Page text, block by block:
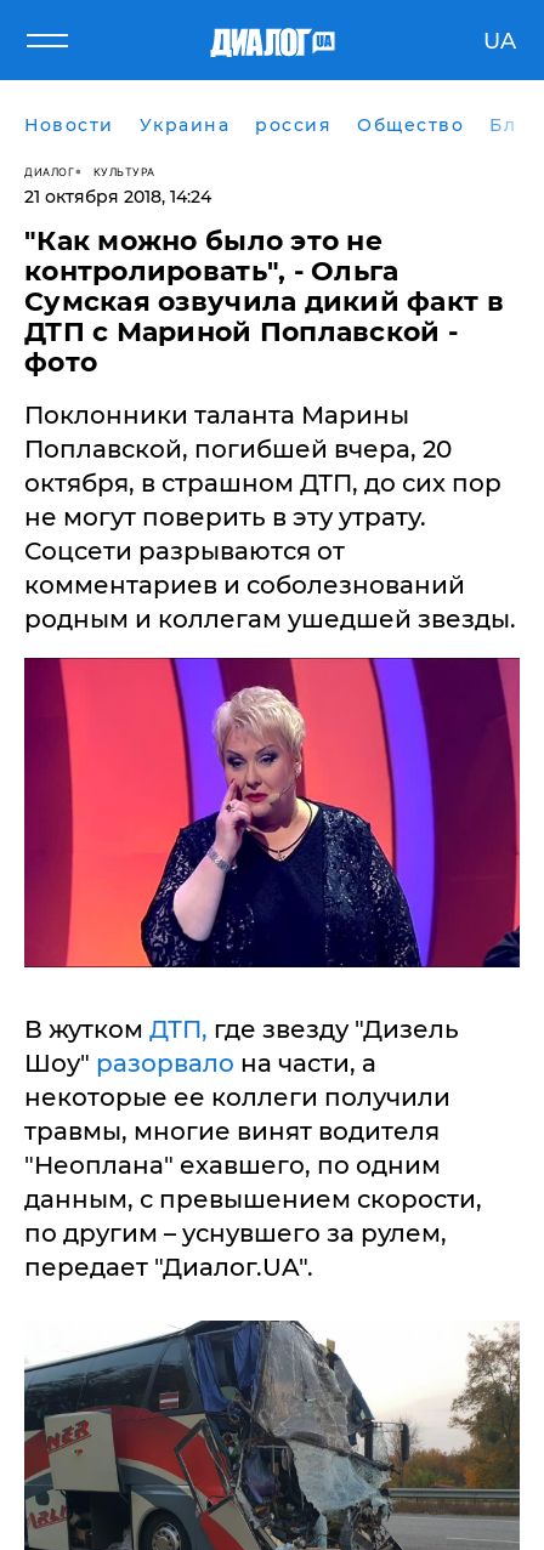
UA
Новости Украина россия Общество
ДИАЛОГ КУЛЬТУРА
21 октября 2018, 14:24
"Как можно было это не
контролировать", - Ольга
Сумская озвучила дикий факт в
ДТП с Мариной Поплавской -
фото
Поклонники таланта Марины
Поплавской, погибшей вчера, 20
октября, в страшном ДТП, до сих пор
не могут поверить в эту утрату.
Соцсети разрываются от
комментариев и соболезнований
родным и коллегам ушедшей звезды.
В жутком ДТП, где звезду "Дизель
Шоу" разорвало на части, а
некоторые ее коллеги получили
травмы, многие винят водителя
"Неоплана" ехавшего, по одним
данным, с превышением скорости,
по другим – уснувшего за рулем,
передает "Диалог.UA".